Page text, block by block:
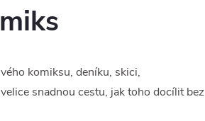
komiksu, deníku, skici,
snadnou cestu, jak toho docílit bez